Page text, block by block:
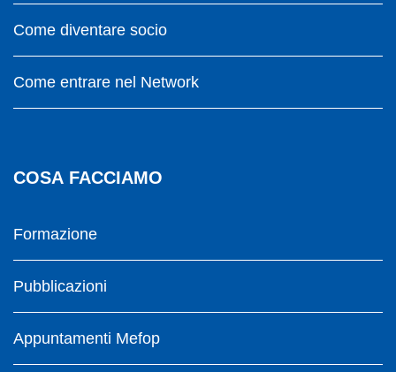
Come diventare socio
Come entrare nel Network
COSA FACCIAMO
Formazione
Pubblicazioni
Appuntamenti Mefop